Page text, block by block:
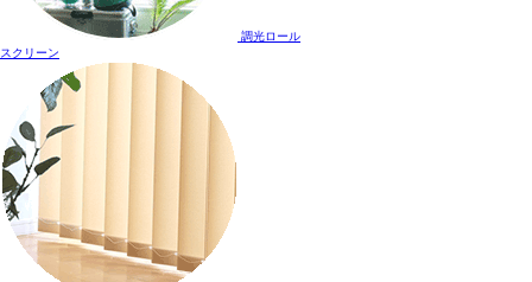
調光ロール
スクリーン